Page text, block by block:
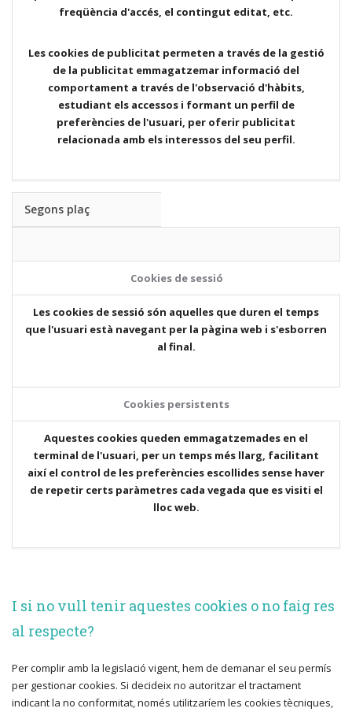
freqüència d'accés, el contingut editat, etc.
Les cookies de publicitat permeten a través de la gestió
de la publicitat emmagatzemar informació del
comportament a través de l'observació d'hàbits,
estudiant els accessos i formant un perfil de
preferències de l'usuari, per oferir publicitat
relacionada amb els interessos del seu perfil.
Segons plaç
Cookies de sessió
Les cookies de sessió són aquelles que duren el temps
que l'usuari està navegant per la pàgina web i s'esborren
al final.
Cookies persistents
Aquestes cookies queden emmagatzemades en el
terminal de l'usuari, per un temps més llarg, facilitant
així el control de les preferències escollides sense haver
de repetir certs paràmetres cada vegada que es visiti el
lloc web.
I si no vull tenir aquestes cookies o no faig res
al respecte?
Per complir amb la legislació vigent, hem de demanar el seu permís
per gestionar cookies. Si decideix no autoritzar el tractament
indicant la no conformitat, només utilitzaríem les cookies tècniques,